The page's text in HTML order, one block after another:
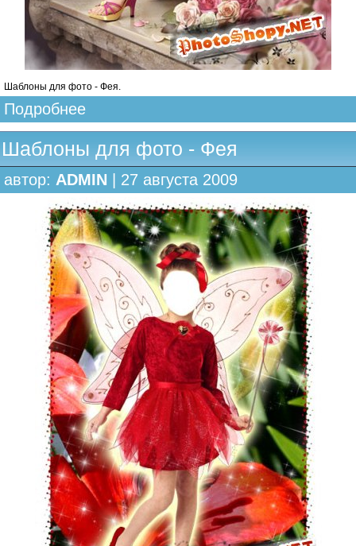
Шаблоны для фото - Фея.
Подробнее
Шаблоны для фото - Фея
автор: ADMIN | 27 августа 2009